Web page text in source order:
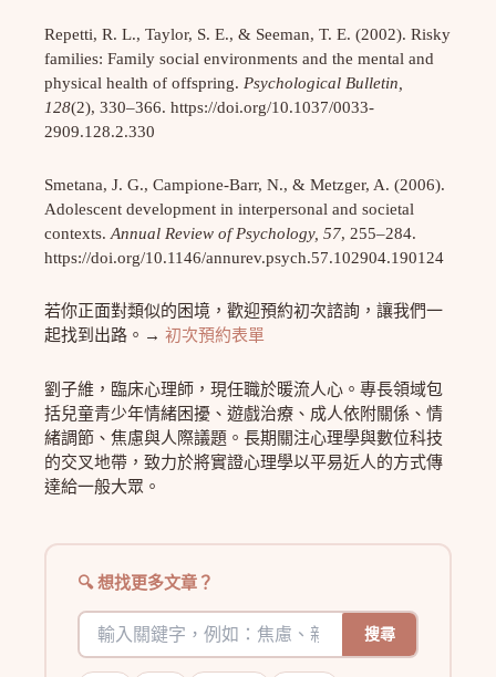
Repetti, R. L., Taylor, S. E., & Seeman, T. E. (2002). Risky
families: Family social environments and the mental and
physical health of offspring. Psychological Bulletin,
128(2), 330–366. https://doi.org/10.1037/0033-
2909.128.2.330
Smetana, J. G., Campione-Barr, N., & Metzger, A. (2006).
Adolescent development in interpersonal and societal
contexts.Annual Review of Psychology, 57, 255–284.
https://doi.org/10.1146/annurev.psych.57.102904.190124
若你正面對類似的困境，歡迎預約初次諮詢，讓我們一
起找到出路。→初次預約表單
劉子維，臨床心理師，現任職於暖流人心。專長領域包
括兒童青少年情緒困擾、遊戲治療、成人依附關係、情
緒調節、焦慮與人際議題。長期關注心理學與數位科技
的交叉地帶，致力於將實證心理學以平易近人的方式傳
達給一般大眾。
想找更多文章？
搜尋